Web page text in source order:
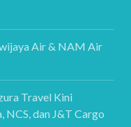
Air & NAM Air
Travel Kini
NCS, dan J&T Cargo